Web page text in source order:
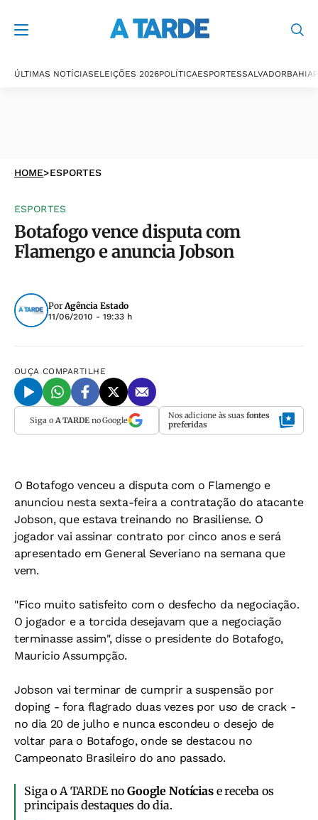
ÚLTIMAS NOTÍCIASELEIÇÕES 2026POLÍTICAESPORTESSALVADORBAHIA
HOME>ESPORTES
ESPORTES
Botafogo vence disputa com
Flamengo e anuncia Jobson
PorAgência Estado
11/06/2010 - 19:33 h
OUÇA COMPARTILHE
Siga o A TARDEno Google Nos adicione às suas fontes
preferidas
O Botafogo venceu a disputa com o Flamengo e
anunciou nesta sexta-feira a contratação do atacante
Jobson, que estava treinando no Brasiliense. O
jogador vai assinar contrato por cinco anos e será
apresentado em General Severiano na semana que
vem.
"Fico muito satisfeito com o desfecho da negociação.
O jogador e a torcida desejavam que a negociação
terminasse assim", disse o presidente do Botafogo,
Mauricio Assumpção.
Jobson vai terminar de cumprir a suspensão por
doping - fora flagrado duas vezes por uso de crack -
no dia 20 de julho e nunca escondeu o desejo de
voltar para o Botafogo, onde se destacou no
Campeonato Brasileiro do ano passado.
Siga o A TARDE noGoogle Notíciase receba os
principais destaques do dia.